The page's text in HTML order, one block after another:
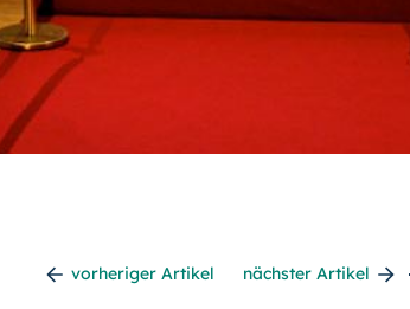
vorheriger Artikel nächster Artikel